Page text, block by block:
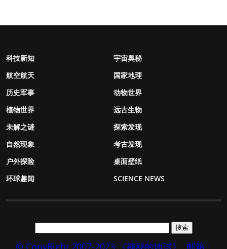
科技新知
宇宙奥秘
航空航天
国家地理
历史军事
动物世界
植物世界
远古生物
未解之谜
探索发现
自然现象
考古发现
户外探险
桌面壁纸
环球趣闻
SCIENCE NEWS